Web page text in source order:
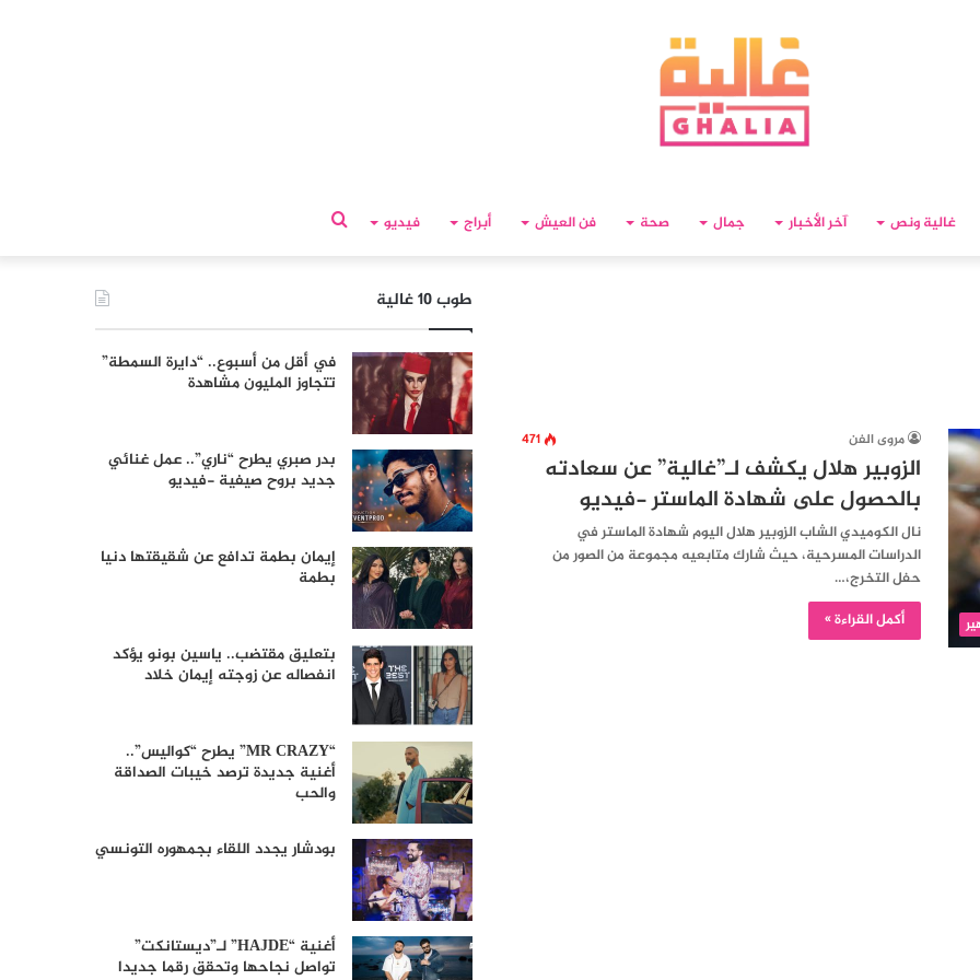
غالية ونص آخر الأخبار جمال صحة فن العيش أبراج فيديو
مروى الفن 471
الزوبير هلال يكشف لـ”غالية” عن سعادته
بالحصول على شهادة الماستر -فيديو
نال الكوميدي الشاب الزوبير هلال اليوم شهادة الماستر في
الدراسات المسرحية، حيث شارك متابعيه مجموعة من الصور من
حفل التخرج،…
أكمل القراءة »
طوب 10 غالية
في أقل من أسبوع.. “دايرة السمطة”
تتجاوز المليون مشاهدة
بدر صبري يطرح “ناري”.. عمل غنائي
جديد بروح صيفية -فيديو
إيمان بطمة تدافع عن شقيقتها دنيا
بطمة
بتعليق مقتضب.. ياسين بونو يؤكد
انفصاله عن زوجته إيمان خلاد
“MR CRAZY” يطرح “كواليس”..
أغنية جديدة ترصد خيبات الصداقة
والحب
بودشار يجدد اللقاء بجمهوره التونسي
أغنية “HAJDE” لـ”ديستانكت”
تواصل نجاحها وتحقق رقما جديدا